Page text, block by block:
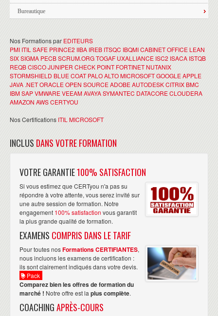
Bureautique
Nos Formations par EDITEURS
PMI ITIL SAFE PRINCE2 IIBA IREB ITSQC IBQMICABINET OFFICE LEAN
SIX SIGMA PECBSCRUM.ORGTOGAF UXALLIANCE ISC2 ISACA ISTQB
REQBCISCOJUNIPER CHECK POINT FORTINET NUTANIX
STORMSHIELD BLUE COAT PALO ALTOMICROSOFTGOOGLEAPPLE
JAVA .NETORACLEOPEN SOURCEADOBEAUTODESKCITRIX BMC
IBMSAPVMWAREVEEAMAVAYASYMANTEC DATACORECLOUDERA
AMAZON AWSCERTYOU
Nos Certifications ITIL MICROSOFT
INCLUS DANS VOTRE FORMATION
VOTRE GARANTIE100% SATISFACTION
Si vous estimez que CERTyou n'a pas su
répondre à votre attente, vous serez invité sur
une autre session de formation. Notre
engagement 100% satisfaction vous garantit
la plus grande qualité de formation.
EXAMENS COMPRIS DANS LE TARIF
Pour toutes nosFormations CERTIFIANTES,
nous incluons les examens de certification :
ils sont clairement indiqués dans votre devis.
Pack
Comparez bien les offres de formation du
marché ! Notre offre est la plus complète.
COACHINGAPRÈS-COURS